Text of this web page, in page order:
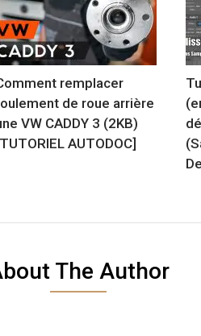
remplacer
de roue arrière
VW CADDY 3 (2KB)
AUTODOC]
The Author